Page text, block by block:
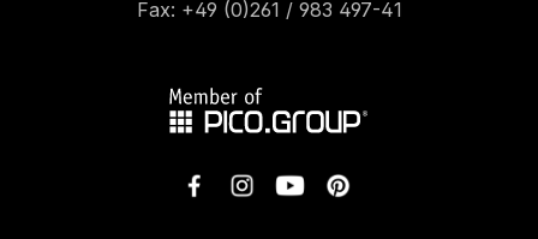
Fax: +49 (0)261 / 983 497-41